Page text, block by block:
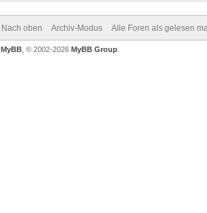
Nach oben Archiv-Modus Alle Foren als gelesen
MyBB, © 2002-2026 MyBB Group.